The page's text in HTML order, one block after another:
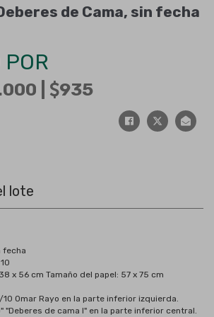
de Cama, sin fecha
| 935
lote
fecha
x 56 cm Tamaño del papel: 57 x 75 cm
Omar Rayo en la parte inferior izquierda.
"Deberes de cama I" en la parte inferior central.